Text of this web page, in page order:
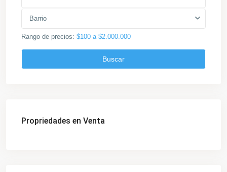
Barrio
Rango de precios: $100 a $2.000.000
Buscar
Propriedades en Venta